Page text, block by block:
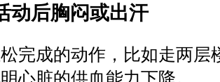
动后胸闷或出汗
完成的动作，比如走两层
心脏的供血能力下降。